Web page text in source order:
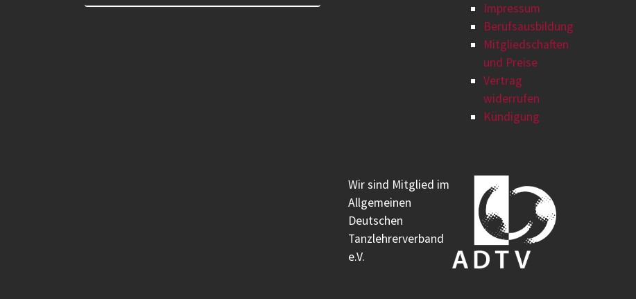
Impressum
Berufsausbildung
Mitgliedschaften
und Preise
Vertrag
widerrufen
Kündigung
Wir sind Mitglied im
Allgemeinen
Deutschen
Tanzlehrerverband
e.V.